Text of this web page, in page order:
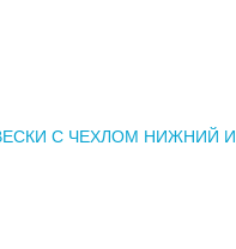
С ЧЕХЛОМ НИЖНИЙ И